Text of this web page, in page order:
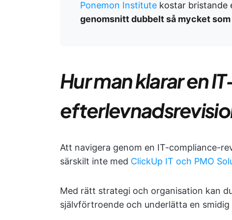
Ponemon Institute kostar bristande
genomsnitt dubbelt så mycket
Hur man klarar en
Att navigera genom en IT-compliance-
särskilt inte med ClickUp IT och PMO
Med rätt strategi och organisation kan
självförtroende och underlätta en